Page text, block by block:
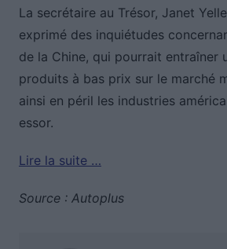
La secrétaire au Trésor, Janet
exprimé des inquiétudes
de la Chine, qui pourrait entraîner
produits à bas prix sur le marché
ainsi en péril les industries
essor.
Lire la suite …
Source : Autoplus